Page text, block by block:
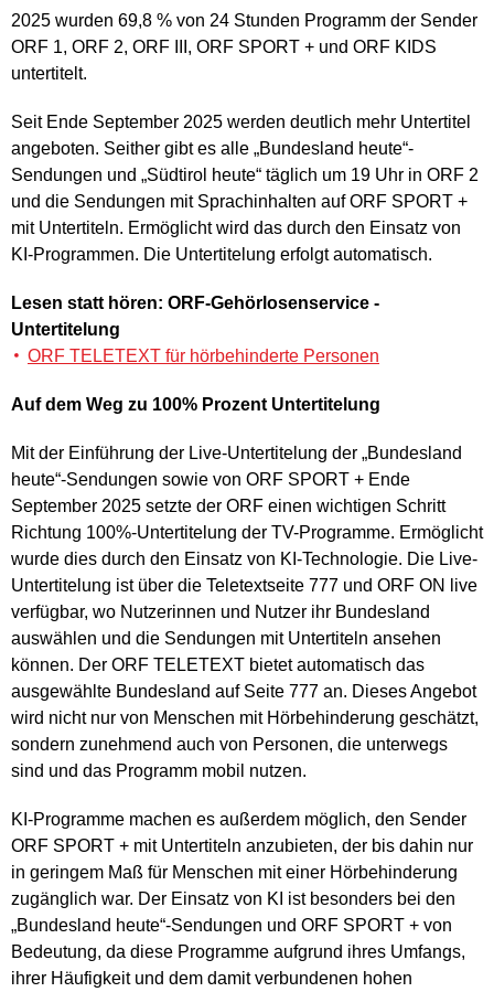
2025 wurden 69,8 % von 24 Stunden Programm der Sender
ORF 1, ORF 2, ORF III, ORF SPORT + und ORF KIDS
untertitelt.
Seit Ende September 2025 werden deutlich mehr Untertitel
angeboten. Seither gibt es alle „Bundesland heute“-
Sendungen und „Südtirol heute“ täglich um 19 Uhr in ORF 2
und die Sendungen mit Sprachinhalten auf ORF SPORT +
mit Untertiteln. Ermöglicht wird das durch den Einsatz von
KI-Programmen. Die Untertitelung erfolgt automatisch.
Lesen statt hören: ORF-Gehörlosenservice -
Untertitelung
ORF TELETEXT für hörbehinderte Personen
Auf dem Weg zu 100% Prozent Untertitelung
Mit der Einführung der Live-Untertitelung der „Bundesland
heute“-Sendungen sowie von ORF SPORT + Ende
September 2025 setzte der ORF einen wichtigen Schritt
Richtung 100%-Untertitelung der TV-Programme. Ermöglicht
wurde dies durch den Einsatz von KI-Technologie. Die Live-
Untertitelung ist über die Teletextseite 777 und ORF ON live
verfügbar, wo Nutzerinnen und Nutzer ihr Bundesland
auswählen und die Sendungen mit Untertiteln ansehen
können. Der ORF TELETEXT bietet automatisch das
ausgewählte Bundesland auf Seite 777 an. Dieses Angebot
wird nicht nur von Menschen mit Hörbehinderung geschätzt,
sondern zunehmend auch von Personen, die unterwegs
sind und das Programm mobil nutzen.
KI-Programme machen es außerdem möglich, den Sender
ORF SPORT + mit Untertiteln anzubieten, der bis dahin nur
in geringem Maß für Menschen mit einer Hörbehinderung
zugänglich war. Der Einsatz von KI ist besonders bei den
„Bundesland heute“-Sendungen und ORF SPORT + von
Bedeutung, da diese Programme aufgrund ihres Umfangs,
ihrer Häufigkeit und dem damit verbundenen hohen